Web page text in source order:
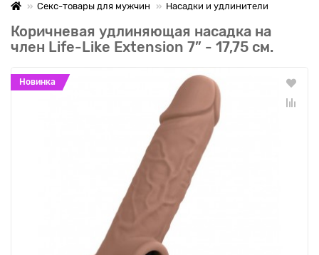
Секс-товары для мужчин Насадки и удлинители
Коричневая удлиняющая насадка на
член Life-Like Extension 7” - 17,75 см.
Новинка